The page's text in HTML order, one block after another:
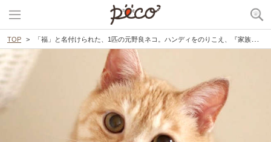
TOP 「福」と名付けられた、1匹の元野良ネコ。ハンディをのりこえ、『家族と共に生きる姿』に胸を打たれる